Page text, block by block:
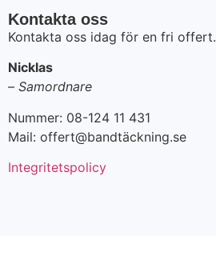
Kontakta oss
Kontakta oss idag för en fri offert.
Nicklas
– Samordnare
Nummer: 08-124 11 431
Mail: offert@bandtäckning.se
Integritetspolicy